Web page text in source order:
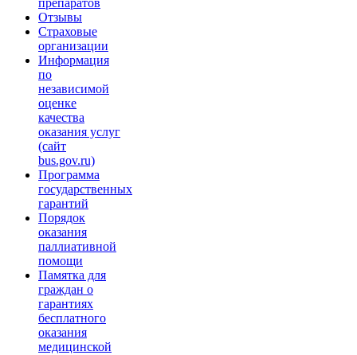
Отзывы
Страховые
организации
Информация
по
независимой
оценке
качества
оказания услуг
(сайт
bus.gov.ru)
Программа
государственных
гарантий
Порядок
оказания
паллиативной
помощи
Памятка для
граждан о
гарантиях
бесплатного
оказания
медицинской